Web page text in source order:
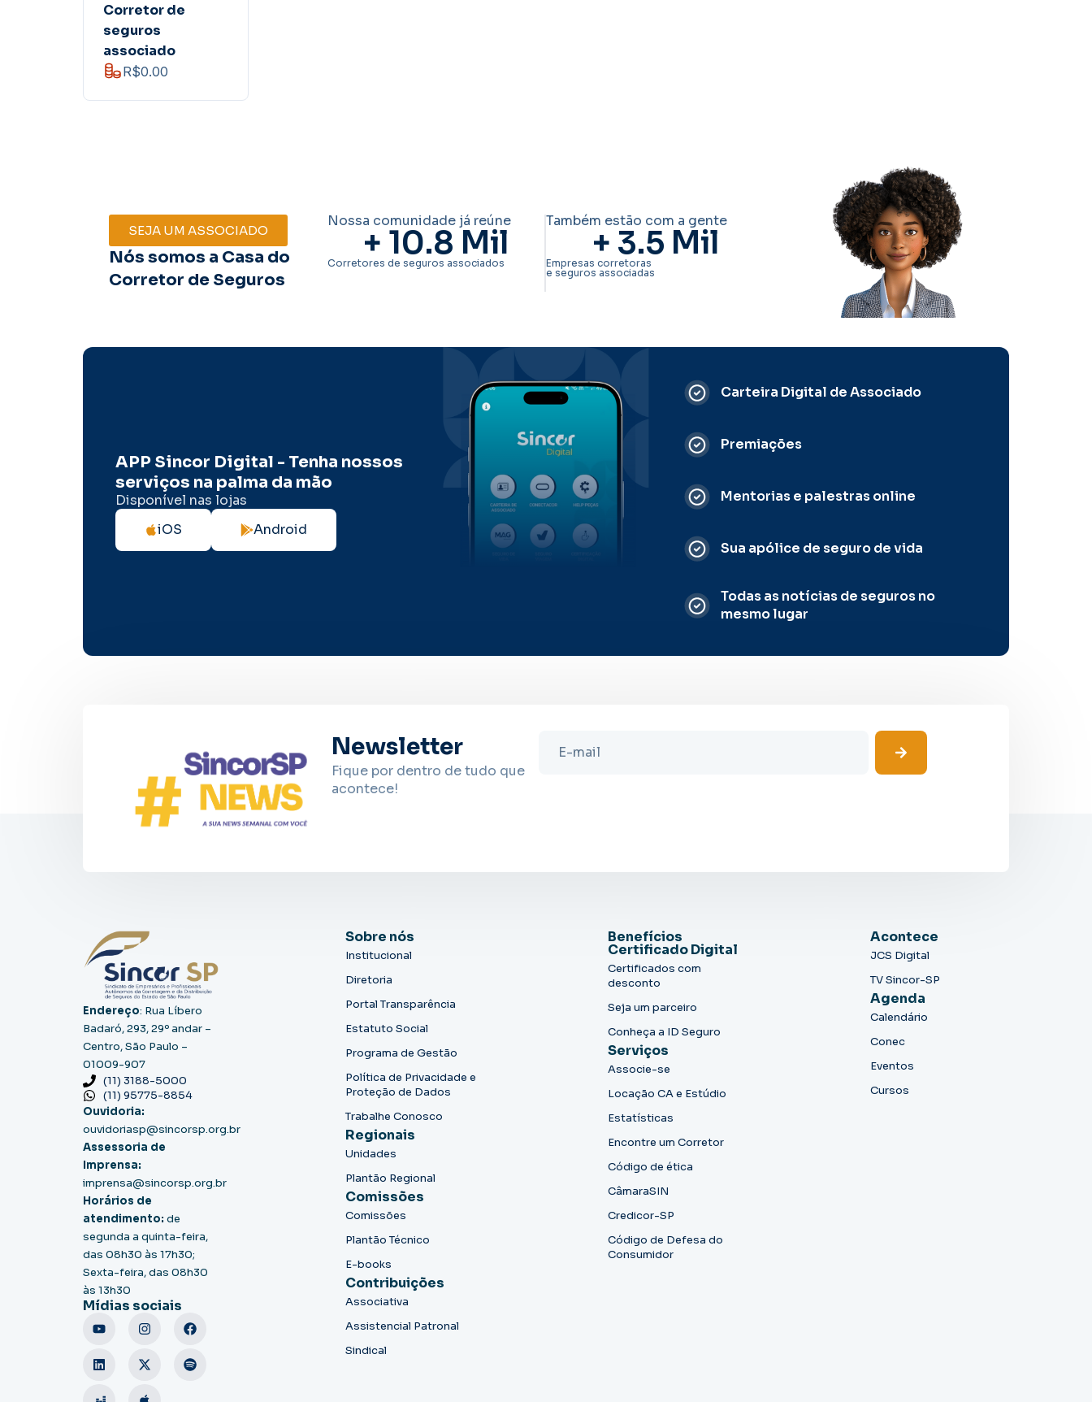
Corretor de
seguros
associado
R$0.00
SEJA UM ASSOCIADO
Nós somos a Casa do
Corretor de Seguros
Nossa comunidade já reúne
+ 10.8 Mil
Corretores de seguros associados
Também estão com a gente
+ 3.5 Mil
Empresas corretoras
e seguros associadas
APP Sincor Digital - Tenha nossos
serviços na palma da mão
Disponível nas lojas
iOS
Android
Carteira Digital de Associado
Premiações
Mentorias e palestras online
Sua apólice de seguro de vida
Todas as notícias de seguros no
mesmo lugar
Newsletter
Fique por dentro de tudo que
acontece!
Endereço: Rua Líbero
Badaró, 293, 29º andar –
Centro, São Paulo –
01009-907
(11) 3188-5000
(11) 95775-8854
Ouvidoria:
ouvidoriasp@sincorsp.org.br
Assessoria de
Imprensa:
imprensa@sincorsp.org.br
Horários de
atendimento: de
segunda a quinta-feira,
das 08h30 às 17h30;
Sexta-feira, das 08h30
às 13h30
Mídias sociais
Sobre nós
Institucional
Diretoria
Portal Transparência
Estatuto Social
Programa de Gestão
Política de Privacidade e
Proteção de Dados
Trabalhe Conosco
Regionais
Unidades
Plantão Regional
Comissões
Comissões
Plantão Técnico
E-books
Contribuições
Associativa
Assistencial Patronal
Sindical
Benefícios
Certificado Digital
Certificados com
desconto
Seja um parceiro
Conheça a ID Seguro
Serviços
Associe-se
Locação CA e Estúdio
Estatísticas
Encontre um Corretor
Código de ética
CâmaraSIN
Credicor-SP
Código de Defesa do
Consumidor
Acontece
JCS Digital
TV Sincor-SP
Agenda
Calendário
Conec
Eventos
Cursos